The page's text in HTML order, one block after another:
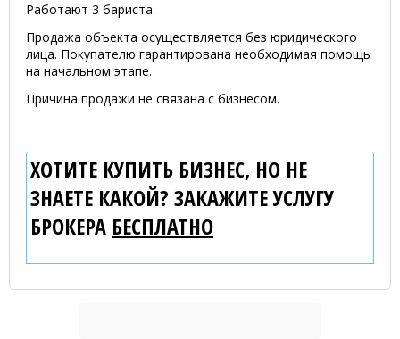
Работают 3 бариста.
Продажа объекта осуществляется без юридического
лица. Покупателю гарантирована необходимая помощь
на начальном этапе.
Причина продажи не связана с бизнесом.
ХОТИТЕ КУПИТЬ БИЗНЕС, НО НЕ
ЗНАЕТЕ КАКОЙ? ЗАКАЖИТЕ УСЛУГУ
БРОКЕРА БЕСПЛАТНО